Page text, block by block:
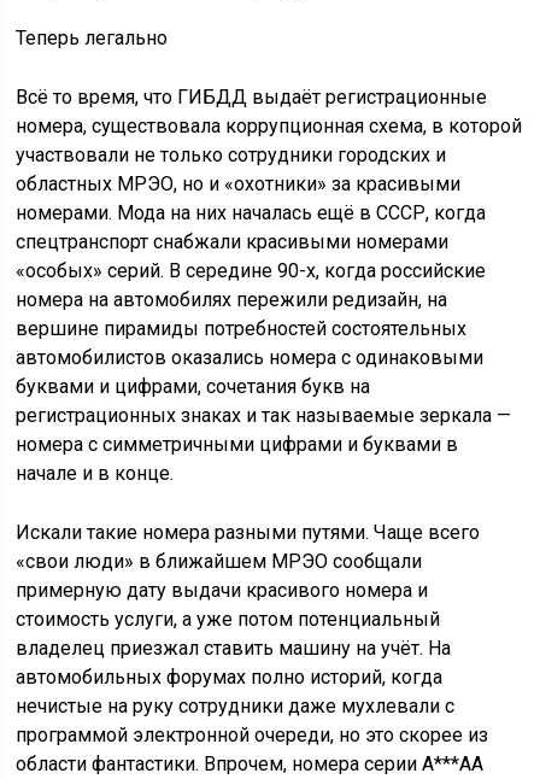
Теперь легально
Всё то время, что ГИБДД выдаёт регистрационные
номера, существовала коррупционная схема, в которой
участвовали не только сотрудники городских и
областных МРЭО, но и «охотники» за красивыми
номерами. Мода на них началась ещё в СССР, когда
спецтранспорт снабжали красивыми номерами
«особых» серий. В середине 90-х, когда российские
номера на автомобилях пережили редизайн, на
вершине пирамиды потребностей состоятельных
автомобилистов оказались номера с одинаковыми
буквами и цифрами, сочетания букв на
регистрационных знаках и так называемые зеркала —
номера с симметричными цифрами и буквами в
начале и в конце.
Искали такие номера разными путями. Чаще всего
«свои люди» в ближайшем МРЭО сообщали
примерную дату выдачи красивого номера и
стоимость услуги, а уже потом потенциальный
владелец приезжал ставить машину на учёт. На
автомобильных форумах полно историй, когда
нечистые на руку сотрудники даже мухлевали с
программой электронной очереди, но это скорее из
области фантастики. Впрочем, номера серии А***АА